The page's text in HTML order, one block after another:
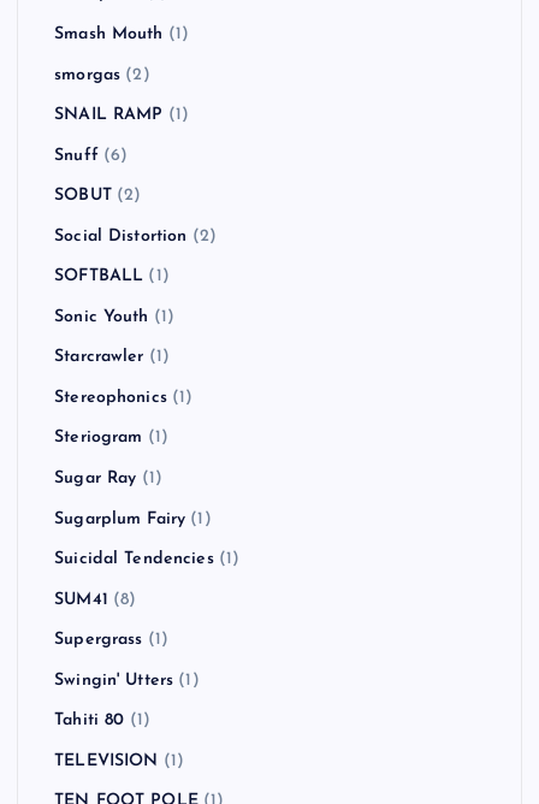
Smash Mouth (1)
smorgas (2)
SNAIL RAMP (1)
Snuff (6)
SOBUT(2)
Social Distortion (2)
SOFTBALL (1)
Sonic Youth (1)
Starcrawler (1)
Stereophonics(1)
Steriogram (1)
Sugar Ray (1)
Sugarplum Fairy (1)
Suicidal Tendencies(1)
SUM41 (8)
Supergrass (1)
Swingin' Utters (1)
Tahiti 80 (1)
TELEVISION (1)